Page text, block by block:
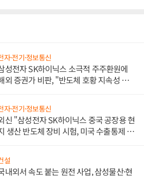
자·전기·정보통신
성전자 SK하이닉스 소극적 주주환원에
외 증권가 비판, "반도체 호황 지속성 의
자·전기·정보통신
신 "삼성전자 SK하이닉스 중국 공장용 현
생산 반도체 장비 시험, 미국 수출통제 대
설
내외서 속도 붙는 원전 사업, 삼성물산·현